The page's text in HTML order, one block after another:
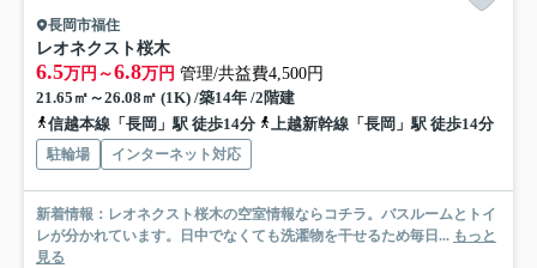
長岡市福住
レオネクスト桜木
6.5万円～6.8万円 管理/共益費4,500円
21.65㎡～26.08㎡ (1K) /築14年 /2階建
信越本線「長岡」駅 徒歩14分
上越新幹線「長岡」駅 徒歩14分
駐輪場 インターネット対応
新着情報：レオネクスト桜木の空室情報ならコチラ。バスルームとトイ
レが分かれています。日中でなくても洗濯物を干せるため毎日... もっと
見る